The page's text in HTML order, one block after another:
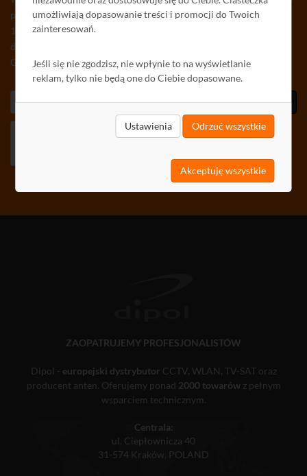
umożliwiają dopasowanie treści i promocji do Twoich
zainteresowań.
Jeśli się nie zgodzisz, nie wpłynie to na wyświetlanie
reklam, tylko nie będą one do Ciebie dopasowane.
Ustawienia Odrzuć wszystkie
Akceptuję wszystkie
przeze mnie adres e-mail informacji handlowej w rozumieniu art.
10 ust. 1 ustawy z dnia 18 lipca 2002 roku o świadczeniu usług
drogą elektroniczną od DIPOL sp. z o.o. (dawniej: DIPOL
Gołaszewski, Waśniowski Spółka Jawna)
Zaprenumeruj
ZAOPATRUJEMY PROFESJONALISTÓW
Dipol - europejski dystrybutor CCTV, WLAN, TV-SAT oraz
producent anten. Oferujemy ponad 2000 towarówz pełnym
wsparciem technicznym.
Centrala:
ul. Ciepłownicza 40
31-574 Kraków, POLAND